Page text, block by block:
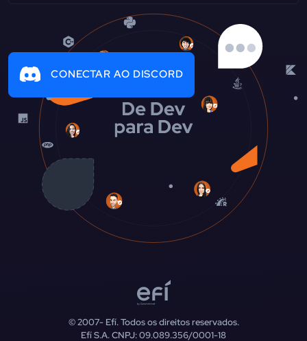
CONECTAR AO DISCORD
© 2007-Efí. Todos os direitos reservados.
Efí S.A. CNPJ: 09.089.356/0001-18